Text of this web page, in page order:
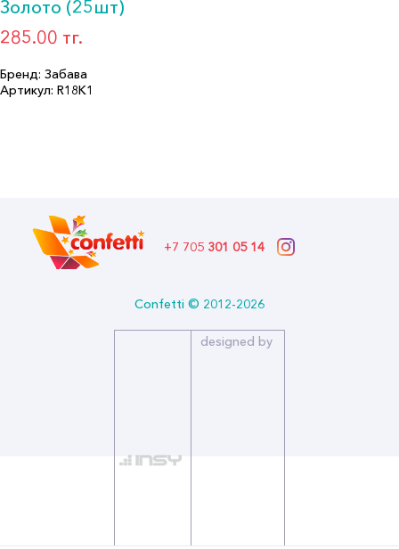
Золото (25шт)
285.00 тг.
Бренд: Забава
Артикул: R18K1
+7 705 301 05 14
Confetti © 2012-2026
designed by